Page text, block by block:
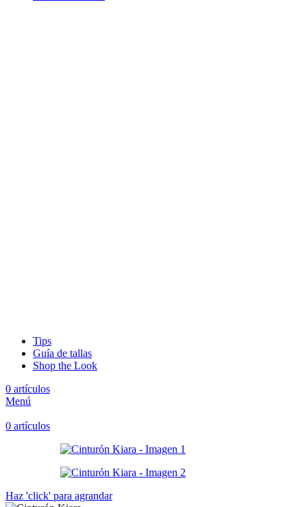
Tips
Guía de tallas
Shop the Look
0 artículos
Menú
0 artículos
Haz 'click' para agrandar